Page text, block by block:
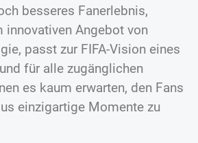
besseres Fanerlebnis,
innovativen Angebot von
passt zur FIFA-Vision eines
für alle zugänglichen
es kaum erwarten, den Fans
einzigartige Momente zu